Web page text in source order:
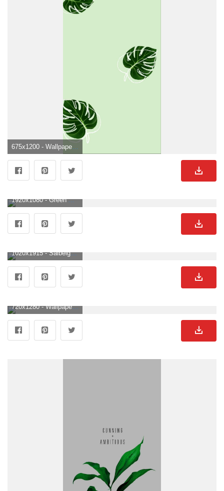
675x1200 - Wallpaper. Mint green wallpaper, iPhone wallpaper green, Leaves wallpaper iphone. Grüner Hintergrundbild.
1920x1080 - Green Aesthetic Wallpaper APK für Android herunterladen. Grüner BildHD 1080p .
1020x1915 - Salbeigrüne Ästhetik Wallpaper KOSTENLOS. Grüner Hintergrundbild für Handy.
720x1280 - Wallpaper, background, green, plants, cactus, leaves, cool, aesthetic, tumblr. Dark green wallpaper, Green wallpaper, Green aesthetic. Grüner Hintergrund .